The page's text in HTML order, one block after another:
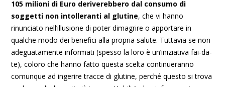
105 milioni di Euro deriverebbero dal consumo di
soggetti non intolleranti al glutine, che vi hanno
rinunciato nell’illusione di poter dimagrire o apportare in
qualche modo dei benefici alla propria salute. Tuttavia se non
adeguatamente informati (spesso la loro è un’iniziativa fai-da-
te), coloro che hanno fatto questa scelta continueranno
comunque ad ingerire tracce di glutine, perché questo si trova